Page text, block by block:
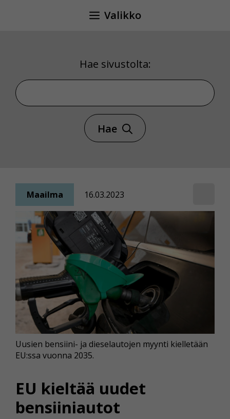
Valikko
Hae sivustolta:
Hae sivustolta
Hae
Maailma 16.03.2023
EU kieltää uudet
bensiiniautot
Uusien bensiini- ja dieselautojen myynti kielletään
EU:ssa vuonna 2035.